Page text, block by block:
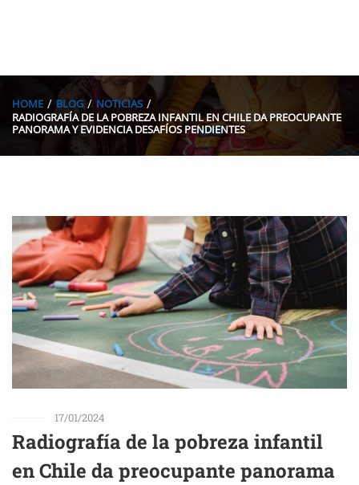
HOME BLOG
NOTICIAS
RADIOGRAFÍA DE LA POBREZA INFANTIL EN CHILE DA PREOCUPANTE
PANORAMA Y EVIDENCIA DESAFÍOS PENDIENTES
17/01/2024
Radiografía de la pobreza infantil
en Chile da preocupante panorama